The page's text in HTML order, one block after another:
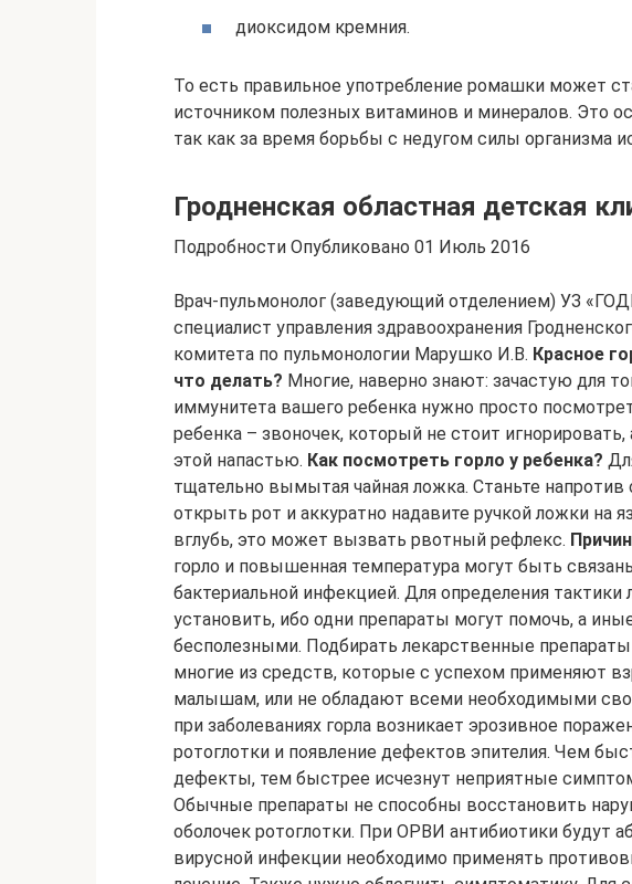
диоксидом кремния.
То есть правильное употребление ромашки может
источником полезных витаминов и минералов. Это
так как за время борьбы с недугом силы организма
Гродненская областная детская
Подробности Опубликовано 01 Июль 2016
Врач-пульмонолог (заведующий отделением) УЗ
специалист управления здравоохранения
комитета по пульмонологии Марушко И.В. Красное
что делать? Многие, наверно знают: зачастую для
иммунитета вашего ребенка нужно просто
ребенка – звоночек, который не стоит игнорировать,
этой напастью. Как посмотреть горло у ребенка?
тщательно вымытая чайная ложка. Станьте напротив
открыть рот и аккуратно надавите ручкой ложки на
вглубь, это может вызвать рвотный рефлекс.
горло и повышенная температура могут быть
бактериальной инфекцией. Для определения тактики
установить, ибо одни препараты могут помочь, а
бесполезными. Подбирать лекарственные препараты
многие из средств, которые с успехом применяют
малышам, или не обладают всеми необходимыми
при заболеваниях горла возникает эрозивное
ротоглотки и появление дефектов эпителия. Чем
дефекты, тем быстрее исчезнут неприятные
Обычные препараты не способны восстановить
оболочек ротоглотки. При ОРВИ антибиотики будут
вирусной инфекции необходимо применять